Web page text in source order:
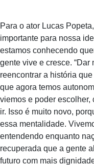
Para o ator Lucas
importante para nossa
estamos conhecendo
gente vive e cresce.
reencontrar a história
que agora temos
viemos e poder
ir. Isso é muito novo,
essa mentalidade.
entendendo enquanto
recuperada que a gente
futuro com mais